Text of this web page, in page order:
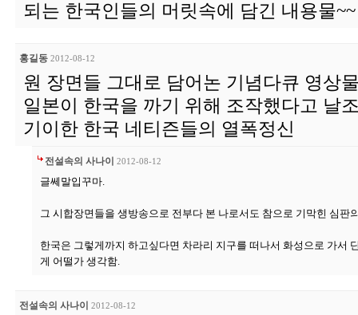
되는 한국인들의 머릿속에 담긴 내용물~~
홍길동 2012-08-12
원 장면들 그대로 담어논 기념다큐 영상
일본이 한국을 까기 위해 조작했다고 날
기이한 한국 네티즌들의 열폭정신
전설속의 사나이 2012-08-12
글쎄말입꾸마.
그 시합장면들을 생방송으로 전부다 본 나로서도 참으로 기막힌 심판
한국은 그렇게까지 하고싶다면 차라리 지구를 떠나서 화성으로 가서
게 어떨가 생각함.
전설속의 사나이 2012-08-12